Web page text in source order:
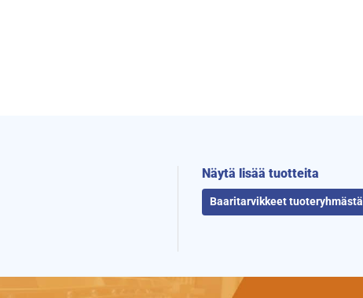
Näytä lisää tuotteita
Baaritarvikkeet tuoteryhmästä